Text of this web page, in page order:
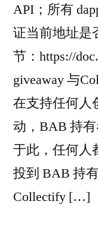
API；所有
证当前地址是
节：https://
giveaway 与
在支持任何人
动，BAB 持
于此，任何人
投到 BAB 持
Collectify […]